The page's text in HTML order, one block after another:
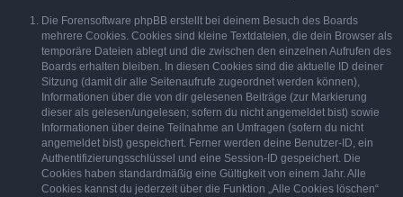
Die Forensoftware phpBB erstellt bei deinem Besuch des Boards
mehrere Cookies. Cookies sind kleine Textdateien, die dein Browser als
temporäre Dateien ablegt und die zwischen den einzelnen Aufrufen des
Boards erhalten bleiben. In diesen Cookies sind die aktuelle ID deiner
Sitzung (damit dir alle Seitenaufrufe zugeordnet werden können),
Informationen über die von dir gelesenen Beiträge (zur Markierung
dieser als gelesen/ungelesen; sofern du nicht angemeldet bist) sowie
Informationen über deine Teilnahme an Umfragen (sofern du nicht
angemeldet bist) gespeichert. Ferner werden deine Benutzer-ID, ein
Authentifizierungsschlüssel und eine Session-ID gespeichert. Die
Cookies haben standardmäßig eine Gültigkeit von einem Jahr. Alle
Cookies kannst du jederzeit über die Funktion „Alle Cookies löschen“